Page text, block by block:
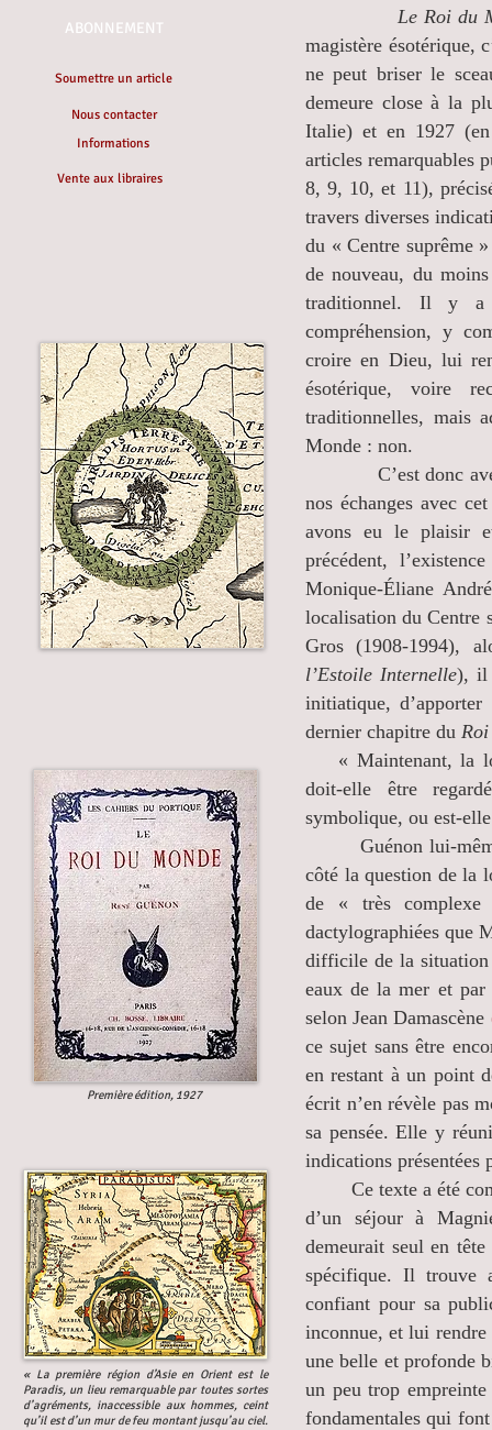
Première édition, 1927
« La première région d’Asie en Orient est le
Paradis, un lieu remarquable par toutes sortes
d’agréments, inaccessible aux hommes, ceint
qu’il est d’un mur de feu montant jusqu’au ciel.
Le Roi du
magistère ésotérique,
ne peut briser le
demeure close à la
Italie) et en 1927 (en
articles remarquables
8, 9, 10, et 11),
travers diverses
du « Centre suprême
de nouveau, du
traditionnel. Il y a
compréhension, y
croire en Dieu, lui
ésotérique, voire
traditionnelles, mais
Monde : non.
C’est donc avec
nos échanges avec
avons eu le plaisir
précédent,
Monique-Éliane
localisation du Centre
Gros (1908-1994),
l’Estoile Internelle), il
initiatique,
dernier chapitre du
« Maintenant, la
doit-elle être
symbolique, ou est-
Guénon lui-même
côté la question de la
de « très
dactylographiées que
difficile de la
eaux de la mer et
selon Jean Damascène
ce sujet sans être
en restant à un point
écrit n’en révèle pas
sa pensée. Elle y
indications présentées
Ce texte a été
d’un séjour à
demeurait seul en
spécifique. Il trouve
confiant pour sa
inconnue, et lui
une belle et profonde
un peu trop
fondamentales qui
ABONNEMENT
Soumettre un article
Nous contacter
Informations
Vente aux libraires